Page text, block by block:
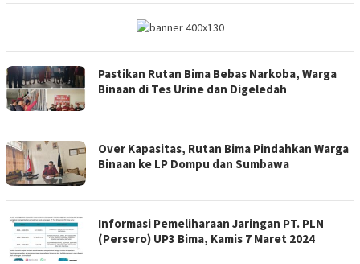
Pastikan Rutan Bima Bebas Narkoba, Warga
Binaan di Tes Urine dan Digeledah
Over Kapasitas, Rutan Bima Pindahkan Warga
Binaan ke LP Dompu dan Sumbawa
Informasi Pemeliharaan Jaringan PT. PLN
(Persero) UP3 Bima, Kamis 7 Maret 2024